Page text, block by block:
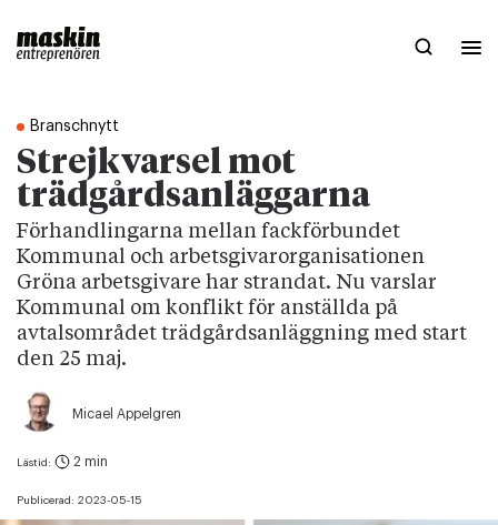
Branschnytt
Strejkvarsel mot
trädgårdsanläggarna
Förhandlingarna mellan fackförbundet
Kommunal och arbetsgivarorganisationen
Gröna arbetsgivare har strandat. Nu varslar
Kommunal om konflikt för anställda på
avtalsområdet trädgårdsanläggning med start
den 25 maj.
Micael Appelgren
Publicerad: 2023-05-15
Lästid: 2 min